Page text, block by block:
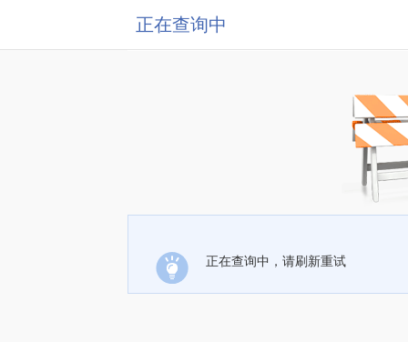
正在查询中
正在查询中，请刷新重试